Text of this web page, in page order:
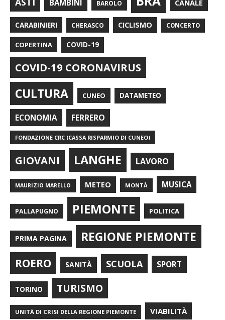
BAMBINI BAROLO CANALE
CARABINIERI CHERASCO CICLISMO CONCERTO
COPERTINA COVID-19
COVID-19 CORONAVIRUS
CULTURA CUNEO DATAMETEO
ECONOMIA FERRERO
FONDAZIONE CRC (CASSA RISPARMIO DI CUNEO)
GIOVANI LANGHE LAVORO
MAURIZIO MARELLO METEO MONTÀ MUSICA
PALLAPUGNO PIEMONTE POLITICA
PRIMA PAGINA REGIONE PIEMONTE
ROERO SANITÀ SCUOLA SPORT
TORINO TURISMO
UNITÀ DI CRISI DELLA REGIONE PIEMONTE VIABILITÀ